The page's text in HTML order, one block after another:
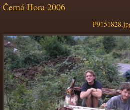
Černá Hora 2006